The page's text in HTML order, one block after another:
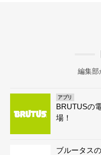
編集部
アプリ
BRUTUSの
場！
ブルータス